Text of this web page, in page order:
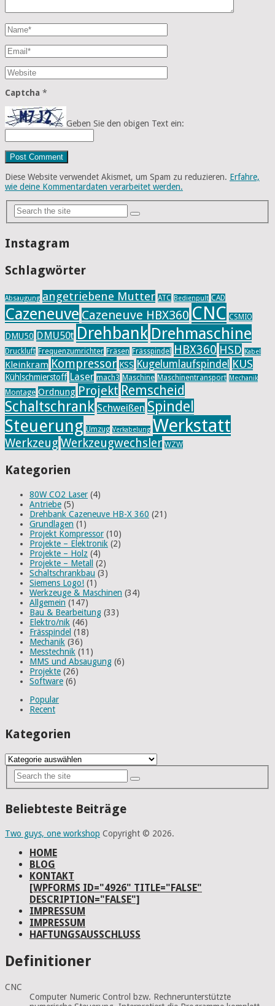
Captcha *
Geben Sie den obigen Text ein:
Diese Website verwendet Akismet, um Spam zu reduzieren. Erfahre,
wie deine Kommentardaten verarbeitet werden.
Instagram
Schlagwörter
Absaugung angetriebene Mutter ATC Bedienpult CAD
Cazeneuve Cazeneuve HBX360 CNC CSMIO
DMU50 DMU50t Drehbank Drehmaschine
Druckluft Frequenzumrichter Fräsen Frässpindel HBX360 HSD Kabel
Kleinkram Kompressor KSS Kugelumlaufspindel KUS
Kühlschmierstoff Laser mach3 Maschine Maschinentransport Mechanik
Montage Ordnung Projekt Remscheid
Schaltschrank Schweißen Spindel
Steuerung Umzug Verkabelung Werkstatt
Werkzeug Werkzeugwechsler WZW
Kategorien
80W CO2 Laser (4)
Antriebe (5)
Drehbank Cazeneuve HB-X 360 (21)
Grundlagen (1)
Projekt Kompressor (10)
Projekte – Elektronik (2)
Projekte – Holz (4)
Projekte – Metall
(2)
Schaltschrankbau (3)
Siemens Logo! (1)
Werkzeuge & Maschinen (34)
Allgemein (147)
Bau & Bearbeitung (33)
Elektro/nik (46)
Frässpindel (18)
Mechanik (36)
Messtechnik (11)
MMS und Absaugung (6)
Projekte (26)
Software (6)
Popular
Recent
Kategorien
Kategorien
Beliebteste Beiträge
Two guys, one workshop Copyright © 2026.
HOME
BLOG
KONTAKT
[WPFORMS ID="4926" TITLE="FALSE"
DESCRIPTION="FALSE"]
IMPRESSUM
IMPRESSUM
HAFTUNGSAUSSCHLUSS
Definitioner
CNC
Computer Numeric Control bzw. Rechnerunterstützte